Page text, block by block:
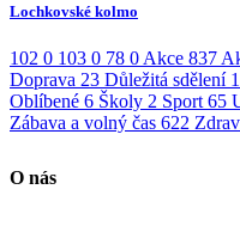
Lochkovské kolmo
102 0 103 0 78 0 Akce 837
Doprava 23 Důležitá sdělení
Oblíbené 6 Školy 2 Sport 65
Zábava a volný čas 622
O nás